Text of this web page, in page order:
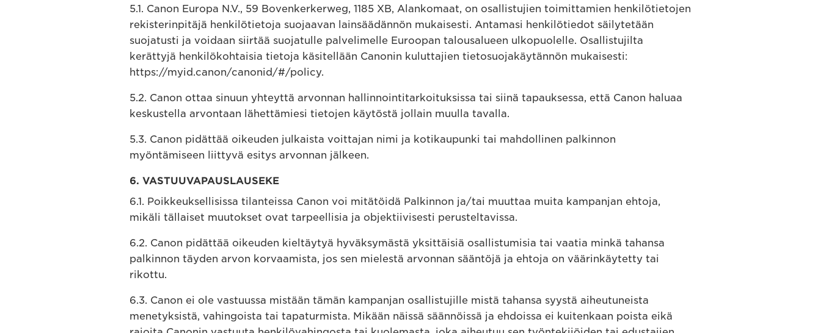
5.1. Canon Europa N.V., 59 Bovenkerkerweg, 1185 XB, Alankomaat, on osallistujien toimittamien henkilötietojen
rekisterinpitäjä henkilötietoja suojaavan lainsäädännön mukaisesti. Antamasi henkilötiedot säilytetään
suojatusti ja voidaan siirtää suojatulle palvelimelle Euroopan talousalueen ulkopuolelle. Osallistujilta
kerättyjä henkilökohtaisia tietoja käsitellään Canonin kuluttajien tietosuojakäytännön mukaisesti:
https://myid.canon/canonid/#/policy.
5.2. Canon ottaa sinuun yhteyttä arvonnan hallinnointitarkoituksissa tai siinä tapauksessa, että Canon haluaa
keskustella arvontaan lähettämiesi tietojen käytöstä jollain muulla tavalla.
5.3. Canon pidättää oikeuden julkaista voittajan nimi ja kotikaupunki tai mahdollinen palkinnon
myöntämiseen liittyvä esitys arvonnan jälkeen.
6. VASTUUVAPAUSLAUSEKE
6.1. Poikkeuksellisissa tilanteissa Canon voi mitätöidä Palkinnon ja/tai muuttaa muita kampanjan ehtoja,
mikäli tällaiset muutokset ovat tarpeellisia ja objektiivisesti perusteltavissa.
6.2. Canon pidättää oikeuden kieltäytyä hyväksymästä yksittäisiä osallistumisia tai vaatia minkä tahansa
palkinnon täyden arvon korvaamista, jos sen mielestä arvonnan sääntöjä ja ehtoja on väärinkäytetty tai
rikottu.
6.3. Canon ei ole vastuussa mistään tämän kampanjan osallistujille mistä tahansa syystä aiheutuneista
menetyksistä, vahingoista tai tapaturmista. Mikään näissä säännöissä ja ehdoissa ei kuitenkaan poista eikä